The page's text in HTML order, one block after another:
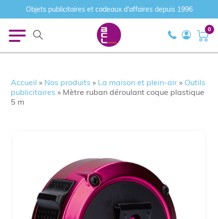
Objets publicitaires et cadeaux d'affaires depuis 1996
0
Accueil » Nos produits » La maison et plein-air » Outils
publicitaires » Mètre ruban déroulant coque plastique
5 m